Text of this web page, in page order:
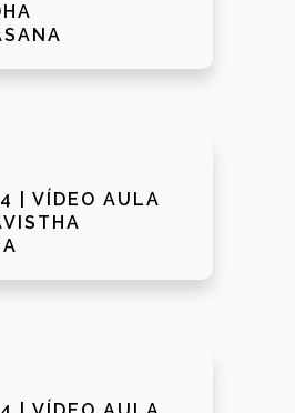
| VÍDEO AULA